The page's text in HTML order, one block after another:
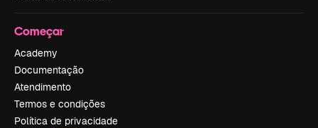
Começar
Academy
Documentação
Atendimento
Termos e condições
Política de privacidade